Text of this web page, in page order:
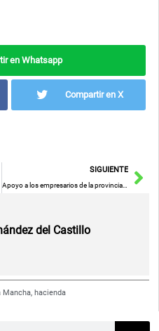
en Whatsapp
Compartir en X
SIGUIENTE
del Castillo
Mancha, hacienda